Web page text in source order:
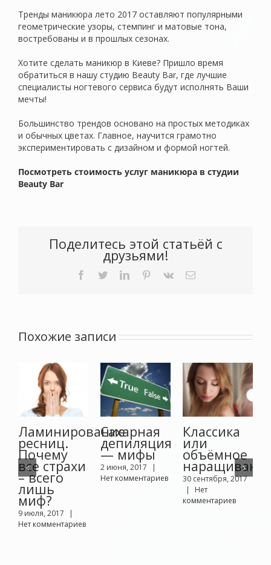
Тренды маникюра лето 2017 оставляют популярными
геометрические узоры, стемпинг и матовые тона,
востребованы и в прошлых сезонах.
Хотите сделать маникюр в Киеве? Пришло время
обратиться в нашу студию Beauty Bar, где лучшие
специалисты ногтевого сервиса будут исполнять Ваши
мечты!
Большинство трендов основано на простых методиках
и обычных цветах. Главное, научится грамотно
экспериментировать с дизайном и формой ногтей.
Посмотреть стоимость услуг маникюра в студии
Beauty Bar
Поделитесь этой статьёй с
друзьями!
Facebook
TwitterLinkedInPinterest
Vk Email
Похожие записи
Ламинирование
ресниц.
Почему
все страхи
– всего
лишь
миф?
9 июля, 2017
|
Нет комментариев
Сахарная
депиляция
— мифы
2 июня, 2017
|
Нет комментариев
Классика
или
объёмное
30 сентября, 2017
|
Нет
комментариев